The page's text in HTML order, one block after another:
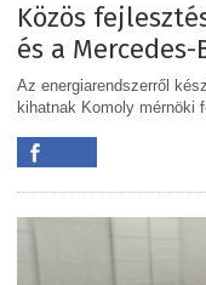
Közös
és a Mercedes-
Az energiarendszerről
kihatnak Komoly mérnöki